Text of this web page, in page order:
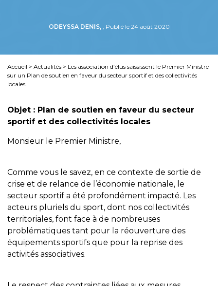
ODEYSSA DENIS, , Publié le 24 août 2020
Accueil > Actualités > Les association d’élus saississent le Premier Ministre
sur un Plan de soutien en faveur du secteur sportif et des collectivités
locales
Objet : Plan de soutien en faveur du secteur
sportif et des collectivités locales
Monsieur le Premier Ministre,
Comme vous le savez, en ce contexte de sortie de
crise et de relance de l’économie nationale, le
secteur sportif a été profondément impacté. Les
acteurs pluriels du sport, dont nos collectivités
territoriales, font face à de nombreuses
problématiques tant pour la réouverture des
équipements sportifs que pour la reprise des
activités associatives.